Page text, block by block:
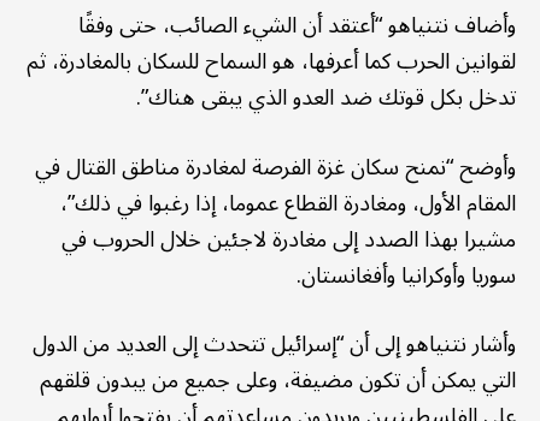
وأضاف نتنياهو “أعتقد أن الشيء الصائب، حتى وفقًا
لقوانين الحرب كما أعرفها، هو السماح للسكان بالمغادرة، ثم
تدخل بكل قوتك ضد العدو الذي يبقى هناك”.
وأوضح “نمنح سكان غزة الفرصة لمغادرة مناطق القتال في
المقام الأول، ومغادرة القطاع عموما، إذا رغبوا في ذلك”،
مشيرا بهذا الصدد إلى مغادرة لاجئين خلال الحروب في
سوريا وأوكرانيا وأفغانستان.
وأشار نتنياهو إلى أن “إسرائيل تتحدث إلى العديد من الدول
التي يمكن أن تكون مضيفة، وعلى جميع من يبدون قلقهم